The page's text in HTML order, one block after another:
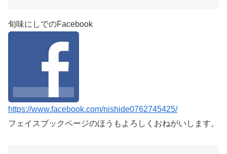
旬味にしでのFacebook
https://www.facebook.com/nishide0762745425/
フェイスブックページのほうもよろしくおねがいします。